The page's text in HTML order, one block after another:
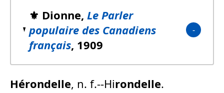
⚜️ Dionne, Le Parler
populaire des Canadiens
français, 1909
Hérondelle, n. f.--Hirondelle.